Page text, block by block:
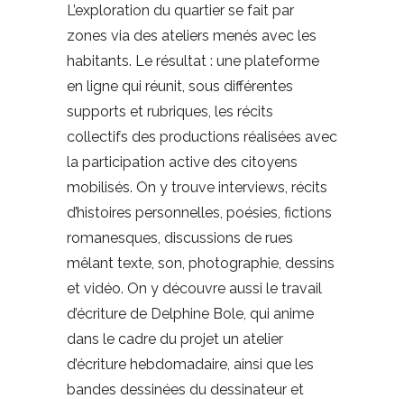
L’exploration du quartier se fait par
zones via des ateliers menés avec les
habitants. Le résultat : une plateforme
en ligne qui réunit, sous différentes
supports et rubriques, les récits
collectifs des productions réalisées avec
la participation active des citoyens
mobilisés. On y trouve interviews, récits
d’histoires personnelles, poésies, fictions
romanesques, discussions de rues
mêlant texte, son, photographie, dessins
et vidéo. On y découvre aussi le travail
d’écriture de Delphine Bole, qui anime
dans le cadre du projet un atelier
d’écriture hebdomadaire, ainsi que les
bandes dessinées du dessinateur et